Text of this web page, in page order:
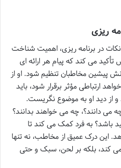
ریزی
در برنامه ریزی، اهمیت شناخت
می کند که پیام هر ارائه ای
پیشین مخاطبان تنظیم شود. او از
ارتباطی مؤثر برقرار شود، باید
و از دید او به موضوع نگریست.
می دانند؟، چه می خواهند بدانند؟
باشد؟ به فرد کمک می کند تا
این درک عمیق از مخاطب، نه تنها
کند، بلکه بر لحن، سبک و حتی